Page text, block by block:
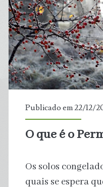
de
fazer
com
que
o
Publicado em 22/12/
O que é o
Os solos
quais se espera